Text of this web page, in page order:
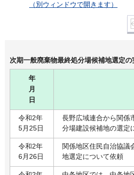
（別ウィンドウで開きます）
次期一般廃棄物最終処分場候補地選定の
年
月
日
令和2年
5月25日
長野広域連合から関係
分場建設候補地の選定
令和2年
6月26日
関係地区住民自治協議
地選定について依頼